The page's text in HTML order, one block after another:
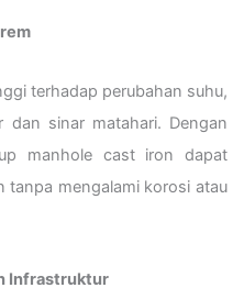
terhadap perubahan suhu,
dan sinar matahari. Dengan
manhole cast iron dapat
tanpa mengalami korosi atau
Infrastruktur